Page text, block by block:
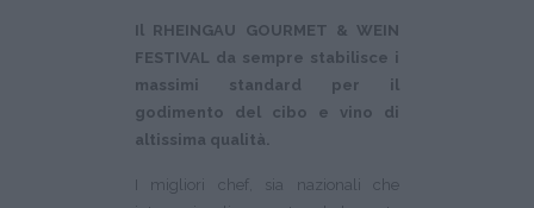
Il RHEINGAU GOURMET & WEIN
FESTIVAL da sempre stabilisce i
massimi standard per il
godimento del cibo e vino di
altissima qualità.
I migliori chef, sia nazionali che